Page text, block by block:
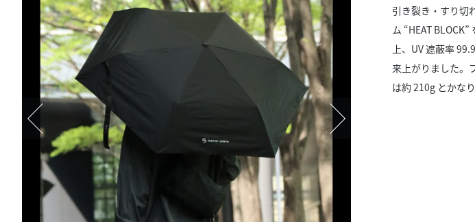
引き裂き・すり切
ム “HEAT
上、UV 遮蔽率
来上がりました。
は約 210g とかな